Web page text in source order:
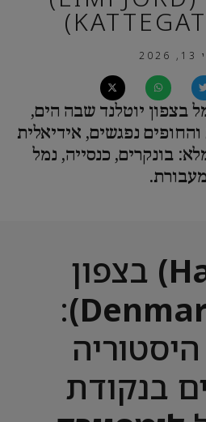
בצפון יוטלנד שבה הים,
נפגשים, אידיאלית
בונקרים, כנסייה, נמל
בצפון
:
בנקודת